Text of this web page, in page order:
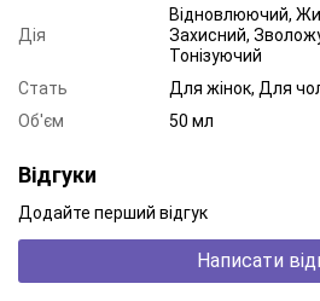
красивими та готовими до
АКТИВНІ ІНГРЕДІЄНТИ:
Сечовина 10% –
інтенсивно
Екстракт ехінацеї –
допомагає відновити комфорт та
Дія
Відновлюючий,
Захисний,
Тонізуючий
Стать
Для жінок, Для
Об'єм
50 мл
Відгуки
Додайте перший відгук
Написати